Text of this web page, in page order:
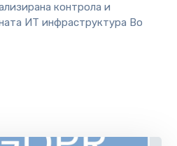
контрола и
ИТ инфраструктура Во